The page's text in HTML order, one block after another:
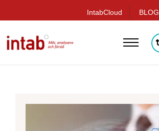
IntabCloud BLOG